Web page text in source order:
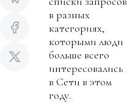
в разных
категориях,
которыми люди
больше всего
интересовались
в Сети в этом
году.